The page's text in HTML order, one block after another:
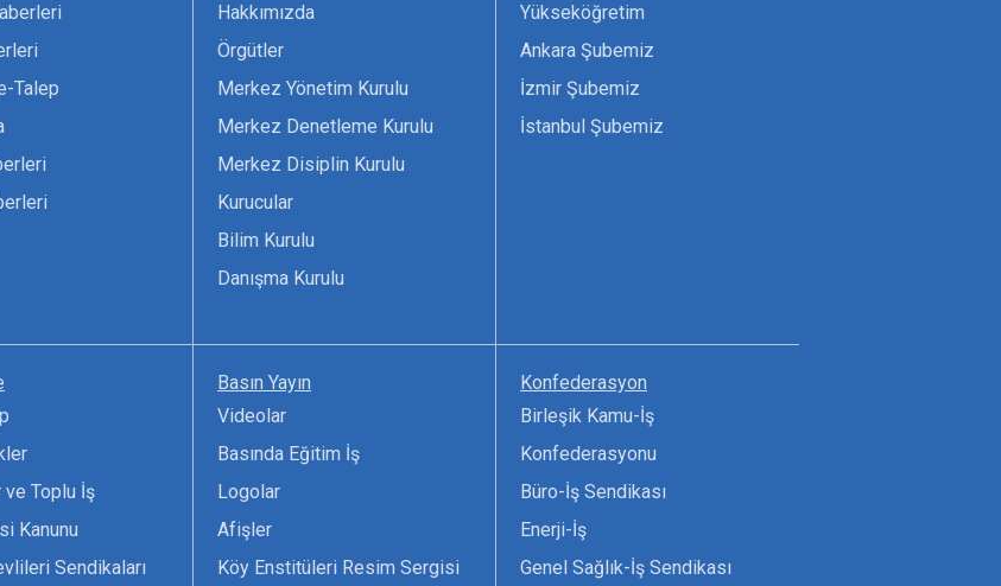
Talep
Hakkımızda
Örgütler
Merkez Yönetim Kurulu
Merkez Denetleme Kurulu
Merkez Disiplin Kurulu
Kurucular
Bilim Kurulu
Danışma Kurulu
Yükseköğretim
Ankara Şubemiz
İzmir Şubemiz
İstanbul Şubemiz
ve Toplu İş
Kanunu
Sendikaları
Basın Yayın
Videolar
Basında Eğitim İş
Logolar
Afişler
Köy Enstitüleri Resim Sergisi
Konfederasyon
Birleşik Kamu-İş
Konfederasyonu
Büro-İş Sendikası
Enerji-İş
Genel Sağlık-İş Sendikası